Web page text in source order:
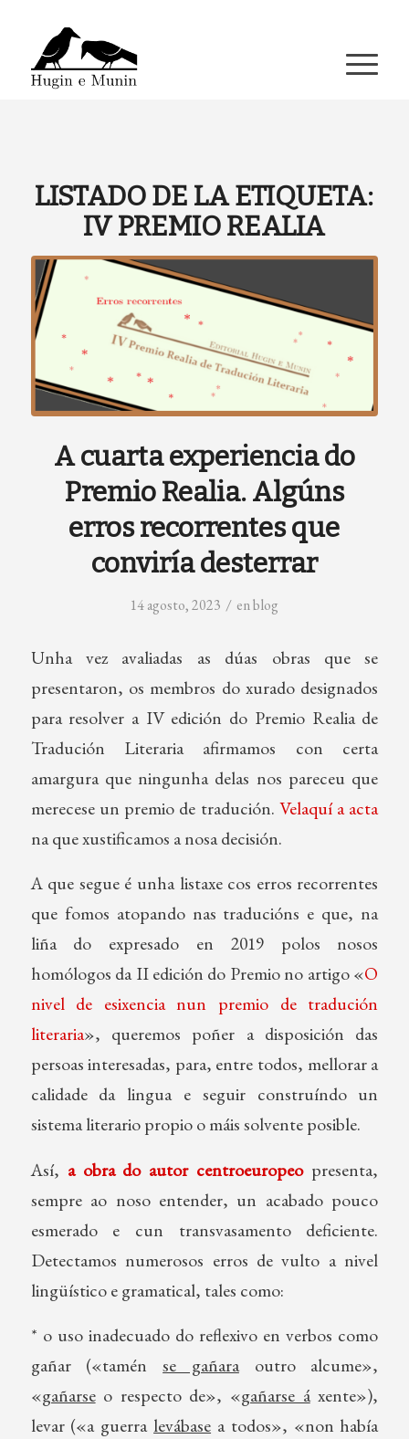
LISTADO DE LA ETIQUETA:
IV PREMIO REALIA
A cuarta experiencia do
Premio Realia. Algúns
erros recorrentes que
conviría desterrar
14 agosto, 2023 / enblog
Unha vez avaliadas as dúas obras que se
presentaron, os membros do xurado designados
para resolver a IV edición do Premio Realia de
Tradución Literaria afirmamos con certa
amargura que ningunha delas nos pareceu que
merecese un premio de tradución. Velaquí a acta
na que xustificamos a nosa decisión.
A que segue é unha listaxe cos erros recorrentes
que fomos atopando nas traducións e que, na
liña do expresado en 2019 polos nosos
homólogos da II edición do Premio no artigo «O
nivel de esixencia nun premio de tradución
literaria», queremos poñer a disposición das
persoas interesadas, para, entre todos, mellorar a
calidade da lingua e seguir construíndo un
sistema literario propio o máis solvente posible.
Así, a obra do autor centroeuropeopresenta,
sempre ao noso entender, un acabado pouco
esmerado e cun transvasamento deficiente.
Detectamos numerosos erros de vulto a nivel
lingüístico e gramatical, tales como:
* o uso inadecuado do reflexivo en verbos como
gañar («taménse gañaraoutro alcume»,
«gañarseo respecto de», «gañarse áxente»),
levar («a guerra levábase a todos», «non había